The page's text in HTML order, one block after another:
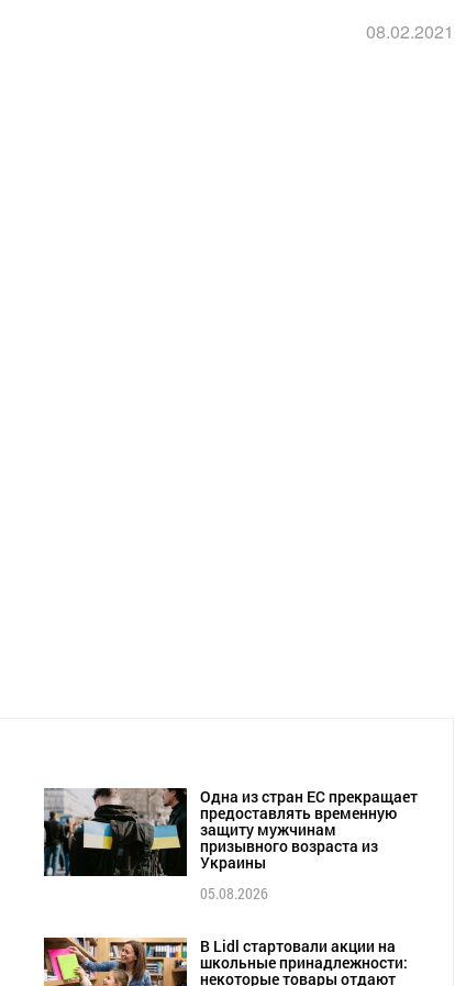
08.02.2021
Одна из стран ЕС прекращает
предоставлять временную
защиту мужчинам
призывного возраста из
Украины
05.08.2026
В Lidl стартовали акции на
школьные принадлежности:
некоторые товары отдают